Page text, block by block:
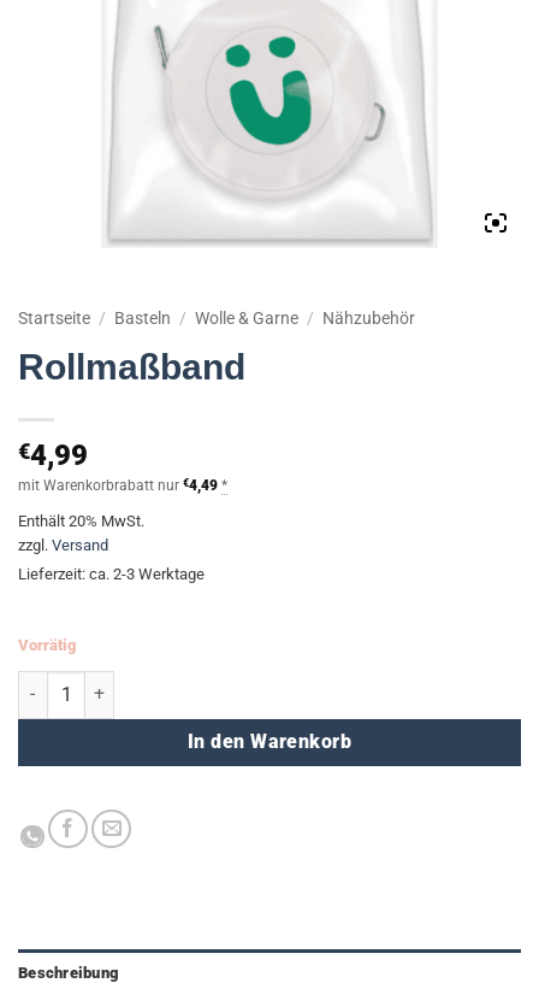
Startseite / Basteln / Wolle & Garne / Nähzubehör
Rollmaßband
€4,99
mit Warenkorbrabatt nur €4,49 *
Enthält 20% MwSt.
zzgl. Versand
Lieferzeit: ca. 2-3 Werktage
Vorrätig
Rollmaßband Menge
In den Warenkorb
Beschreibung